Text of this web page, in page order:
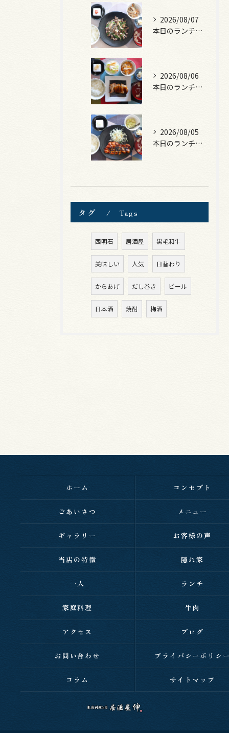
2026/08/07
本日のランチは、黒毛和牛のチャプチェ！
2026/08/06
本日のランチは、照焼きチキン！
2026/08/05
本日のランチは、ロース豚カツ梅はさみ！
タグ Tags
西明石 居酒屋 黒毛和牛
美味しい 人気 日替わり
からあげ だし巻き ビール
日本酒 焼酎 梅酒
ホーム コンセプト
ごあいさつ メニュー
ギャラリー お客様の声
当店の特徴 隠れ家
一人 ランチ
家庭料理 牛肉
アクセス ブログ
お問い合わせ プライバシーポリシ
コラム サイトマップ